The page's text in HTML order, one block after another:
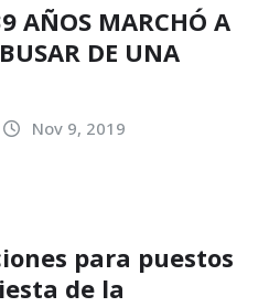
AÑOS MARCHÓ A
DE UNA
Nov 9, 2019
para puestos
de la